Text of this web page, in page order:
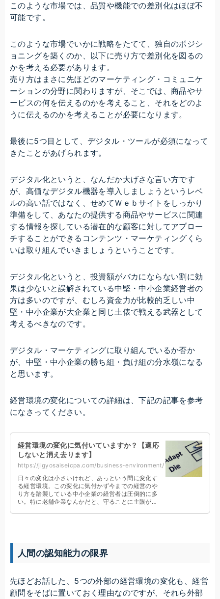
このような市場では、品質や機能での差別化はほぼ不
可能です。
このような市場でいかに戦略をたてて、独自のポジシ
ョニングを築くのか、以下に売り方で差別化を図るの
かを考える必要があります。
売り方はまさに先ほどのマーケティング・コミュニケ
ーションの分野に関わりますが、そこでは、商品やサ
ービスの何を伝えるのかを考えること、それをどのよ
うに伝えるのかを考えることが必要になります。
最後に5つ目として、デジタル・ツールが必須になって
きたことがあげられます。
デジタル化というと、なんだか大げさな言い方です
が、高価なデジタル機器を導入しましょうというレベ
ルの高い話ではなく、せめてＷｅｂサイトをしっかり
準備をして、あなたの提供する商品やサービスに関連
する情報を探している潜在的な顧客に対してアプロー
チすることができるコンテンツ・マーケティングくら
いは取り組んでいきましょうということです。
デジタル化というと、投資額がバカにならない割に効
果は少ないと誤解されている中堅・中小企業経営者の
方は多いのですが、むしろ資金力が比較的乏しい中
堅・中小企業が大企業と同じ土俵で戦える武器として
考えるべきなのです。
デジタル・マーケティングに取り組んでいるか否か
が、中堅・中小企業の勝ち組・負け組の分水嶺になる
と思います。
経営環境の変化についての詳細は、下記の記事を参考
になさってください。
経営環境の変化に気付いていますか？【適応
しないと消え去ります】
https://jigyosaiseicpa.com/business-environment/
日々の変化は小さいけれど、あっという間に変化す
る経営環境。この変化に気付かず今までの経営のや
り方を踏襲している中小企業の経営者は圧倒的に多
い。特に老舗企業なんかだと、守ることに主眼が置
人間の認知能力の限界
先ほどお話した、5つの外部の経営環境の変化も、経営
顧問をそばに置いておく理由なのですが、それら外部